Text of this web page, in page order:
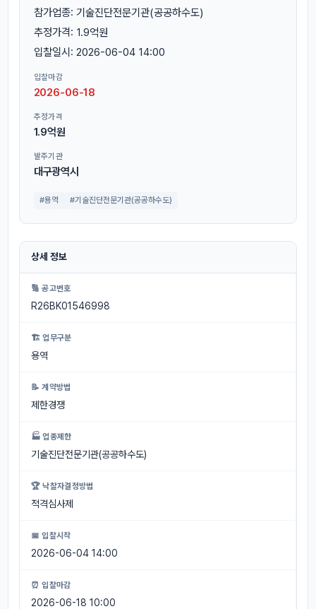
참가업종: 기술진단전문기관(공공하수도)
추정가격: 1.9억원
입찰일시: 2026-06-04 14:00
입찰마감
2026-06-18
추정가격
1.9억원
발주기관
대구광역시
#용역 #기술진단전문기관(공공하수도)
상세 정보
🔢 공고번호
R26BK01546998
🏗 업무구분
용역
📝 계약방법
제한경쟁
🏭 업종제한
기술진단전문기관(공공하수도)
🏆 낙찰자결정방법
적격심사제
📅 입찰시작
2026-06-04 14:00
⏰ 입찰마감
2026-06-18 10:00